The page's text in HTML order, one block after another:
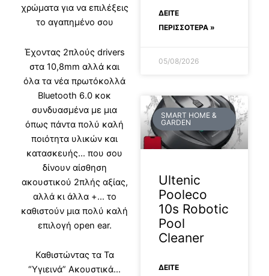
χρώματα για να επιλέξεις
το αγαπημένο σου
Έχοντας 2πλούς drivers
στα 10,8mm αλλά και
όλα τα νέα πρωτόκολλά
Bluetooth 6.0 κοκ
συνδυασμένα με μια
όπως πάντα πολύ καλή
ποιότητα υλικών και
κατασκευής… που σου
δίνουν αίσθηση
ακουστικού 2πλής αξίας,
αλλά κι άλλα +… το
καθιστούν μια πολύ καλή
επιλογή open ear.
Καθιστώντας τα Τα
“Υγιεινά” Ακουστικά…
ΔΕΊΤΕ
ΠΕΡΙΣΣΟΤΕΡΑ »
05/08/2026
SMART HOME &
GARDEN
Ultenic
Pooleco
10s Robotic
Pool
Cleaner
ΔΕΊΤΕ